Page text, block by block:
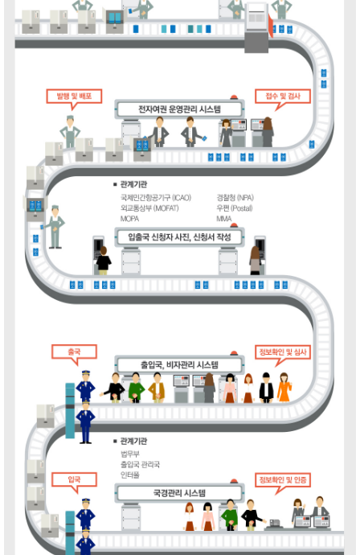
ALL Isometric Web Print
Motion
Interactive
Others